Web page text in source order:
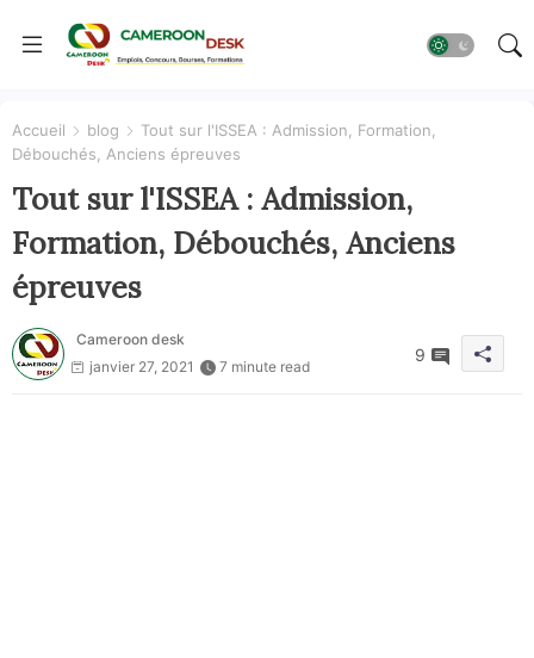
Accueil blog
Tout sur l'ISSEA : Admission, Formation,
Débouchés, Anciens épreuves
Tout sur l'ISSEA : Admission,
Formation, Débouchés, Anciens
épreuves
Cameroon desk
janvier 27, 2021
7 minute read
9